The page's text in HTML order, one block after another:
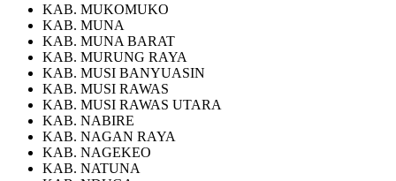
KAB. MUKOMUKO
KAB. MUNA
KAB. MUNA BARAT
KAB. MURUNG RAYA
KAB. MUSI BANYUASIN
KAB. MUSI RAWAS
KAB. MUSI RAWAS UTARA
KAB. NABIRE
KAB. NAGAN RAYA
KAB. NAGEKEO
KAB. NATUNA